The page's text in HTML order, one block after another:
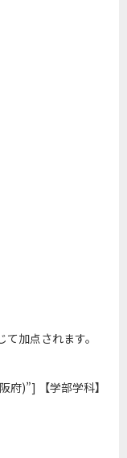
加点されます。
)”] 【学部学科】